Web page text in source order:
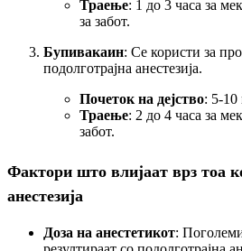
Траење: 1 до 3 часа за
за забот.
Бупивакаин: Се користи за
подолготрајна анестезија.
Почеток на дејство: 5-
Траење: 2 до 4 часа за
забот.
Фактори што влијаат врз тоа
анестезија
Доза на анестетикот: